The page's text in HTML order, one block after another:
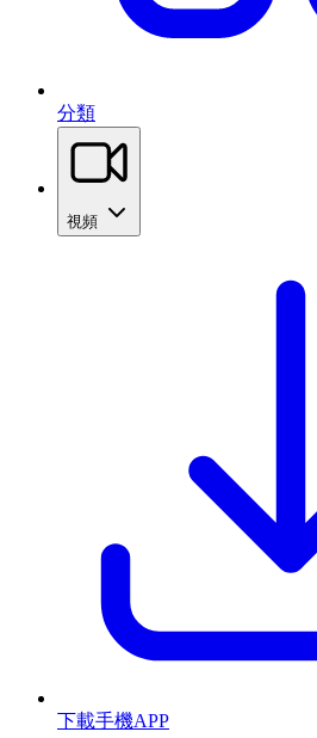
分類
視頻
下載手機APP